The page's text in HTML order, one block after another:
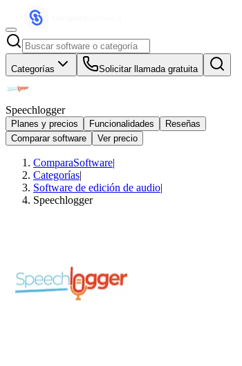
Categorías Solicitar llamada gratuita
Speechlogger
Planes y precios Funcionalidades
Reseñas
Comparar software
Ver precio
ComparaSoftware|
Categorías|
Software de edición de audio|
Speechlogger